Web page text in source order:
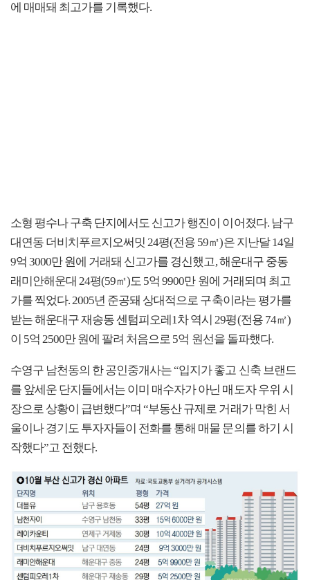
에 매매돼 최고가를 기록했다.
소형 평수나 구축 단지에서도 신고가 행진이 이어졌다. 남구
대연동 더비치푸르지오써밋 24평(전용 59㎡)은 지난달 14일
9억 3000만 원에 거래돼 신고가를 경신했고, 해운대구 중동
래미안해운대 24평(59㎡)도 5억 9900만 원에 거래되며 최고
가를 찍었다. 2005년 준공돼 상대적으로 구축이라는 평가를
받는 해운대구 재송동 센텀피오레1차 역시 29평(전용 74㎡)
이 5억 2500만 원에 팔려 처음으로 5억 원선을 돌파했다.
수영구 남천동의 한 공인중개사는 “입지가 좋고 신축 브랜드
를 앞세운 단지들에서는 이미 매수자가 아닌 매도자 우위 시
장으로 상황이 급변했다”며 “부동산 규제로 거래가 막힌 서
울이나 경기도 투자자들이 전화를 통해 매물 문의를 하기 시
작했다”고 전했다.